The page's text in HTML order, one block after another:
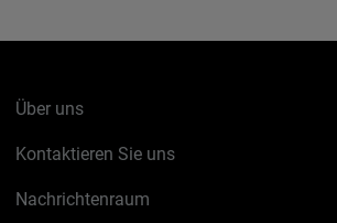
Über uns
Kontaktieren Sie uns
Nachrichtenraum